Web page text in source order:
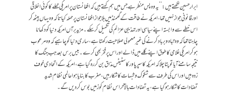
ابرارحسین لکھتے ہیں:’’یہ وہ پس منظر ہے جس میں ہم کہتے ہیں کہ افغانستان پر امریکی حملے کا کوئی اخلاقی
اور قانونی جوازنہیں تھا، امریکہ نے طاقت کے گھمنڈ میں بلاجواز افغانستان پر حملہ کیا تاکہ وہ یہاں بیٹھ کر
اس خطے سے وابستہ اپنے سیاسی اور تہذیبی عزائم کی تکمیل کرسکے۔ مزید برآں امریکہ دنیا کو دکھانا
چاہتا تھا کہ وہ تباہ وبرباد کرنے کی غیر معمولی صلاحیت رکھتا ہے،ساری دنیا کو چاہیے کہ وہ مرعوب
ہوکر امریکی غلامی کا طوق اپنے گلے میں ڈالے اور اس پر فخر بھی کرے۔ بیس برس بعد جب جنگ کا
نتیجہ سامنے آیا تو پتا چلا کہ امریکہ کا سپر پاور کا سٹیٹس مذاق بن کر رہ گیا ہے، امریکہ کے اتحادی خوف
زدہ ہیں اور اس کی طرف سے شکوک وشبہات کا شکار ہیں، مغرب کا بنایا ہوا عالمی نظام شدید
تضادات کا شکار ہوگیا ہے، یہ تضادات بالآخر اس نظام کو زمیں بوس کردیں گے۔